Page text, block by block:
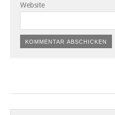
Website